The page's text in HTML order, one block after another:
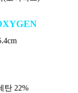
탄 22%